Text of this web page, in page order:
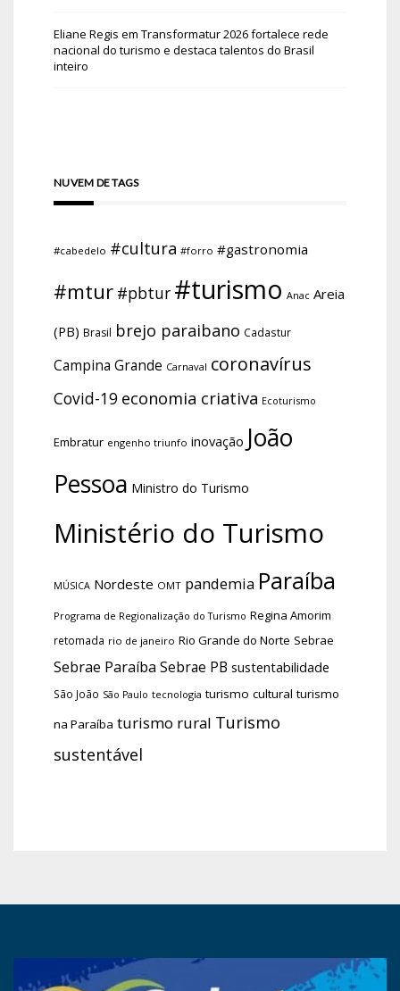
Eliane Regis em Transformatur 2026 fortalece rede
nacional do turismo e destaca talentos do Brasil
inteiro
NUVEM DE TAGS
#cabedelo #cultura #forro #gastronomia
#mtur #pbtur #turismo Anac Areia
(PB) Brasil brejo paraibano Cadastur
Campina Grande Carnaval coronavírus
Covid-19 economia criativa Ecoturismo
Embratur engenho triunfo inovação João
Pessoa Ministro do Turismo
Ministério do Turismo
MÚSICA Nordeste OMT pandemia Paraíba
Programa de Regionalização do Turismo Regina Amorim
retomada rio de janeiro Rio Grande do Norte Sebrae
Sebrae Paraíba Sebrae PB sustentabilidade
São João São Paulo tecnologia turismo cultural turismo
na Paraíba turismo rural Turismo
sustentável